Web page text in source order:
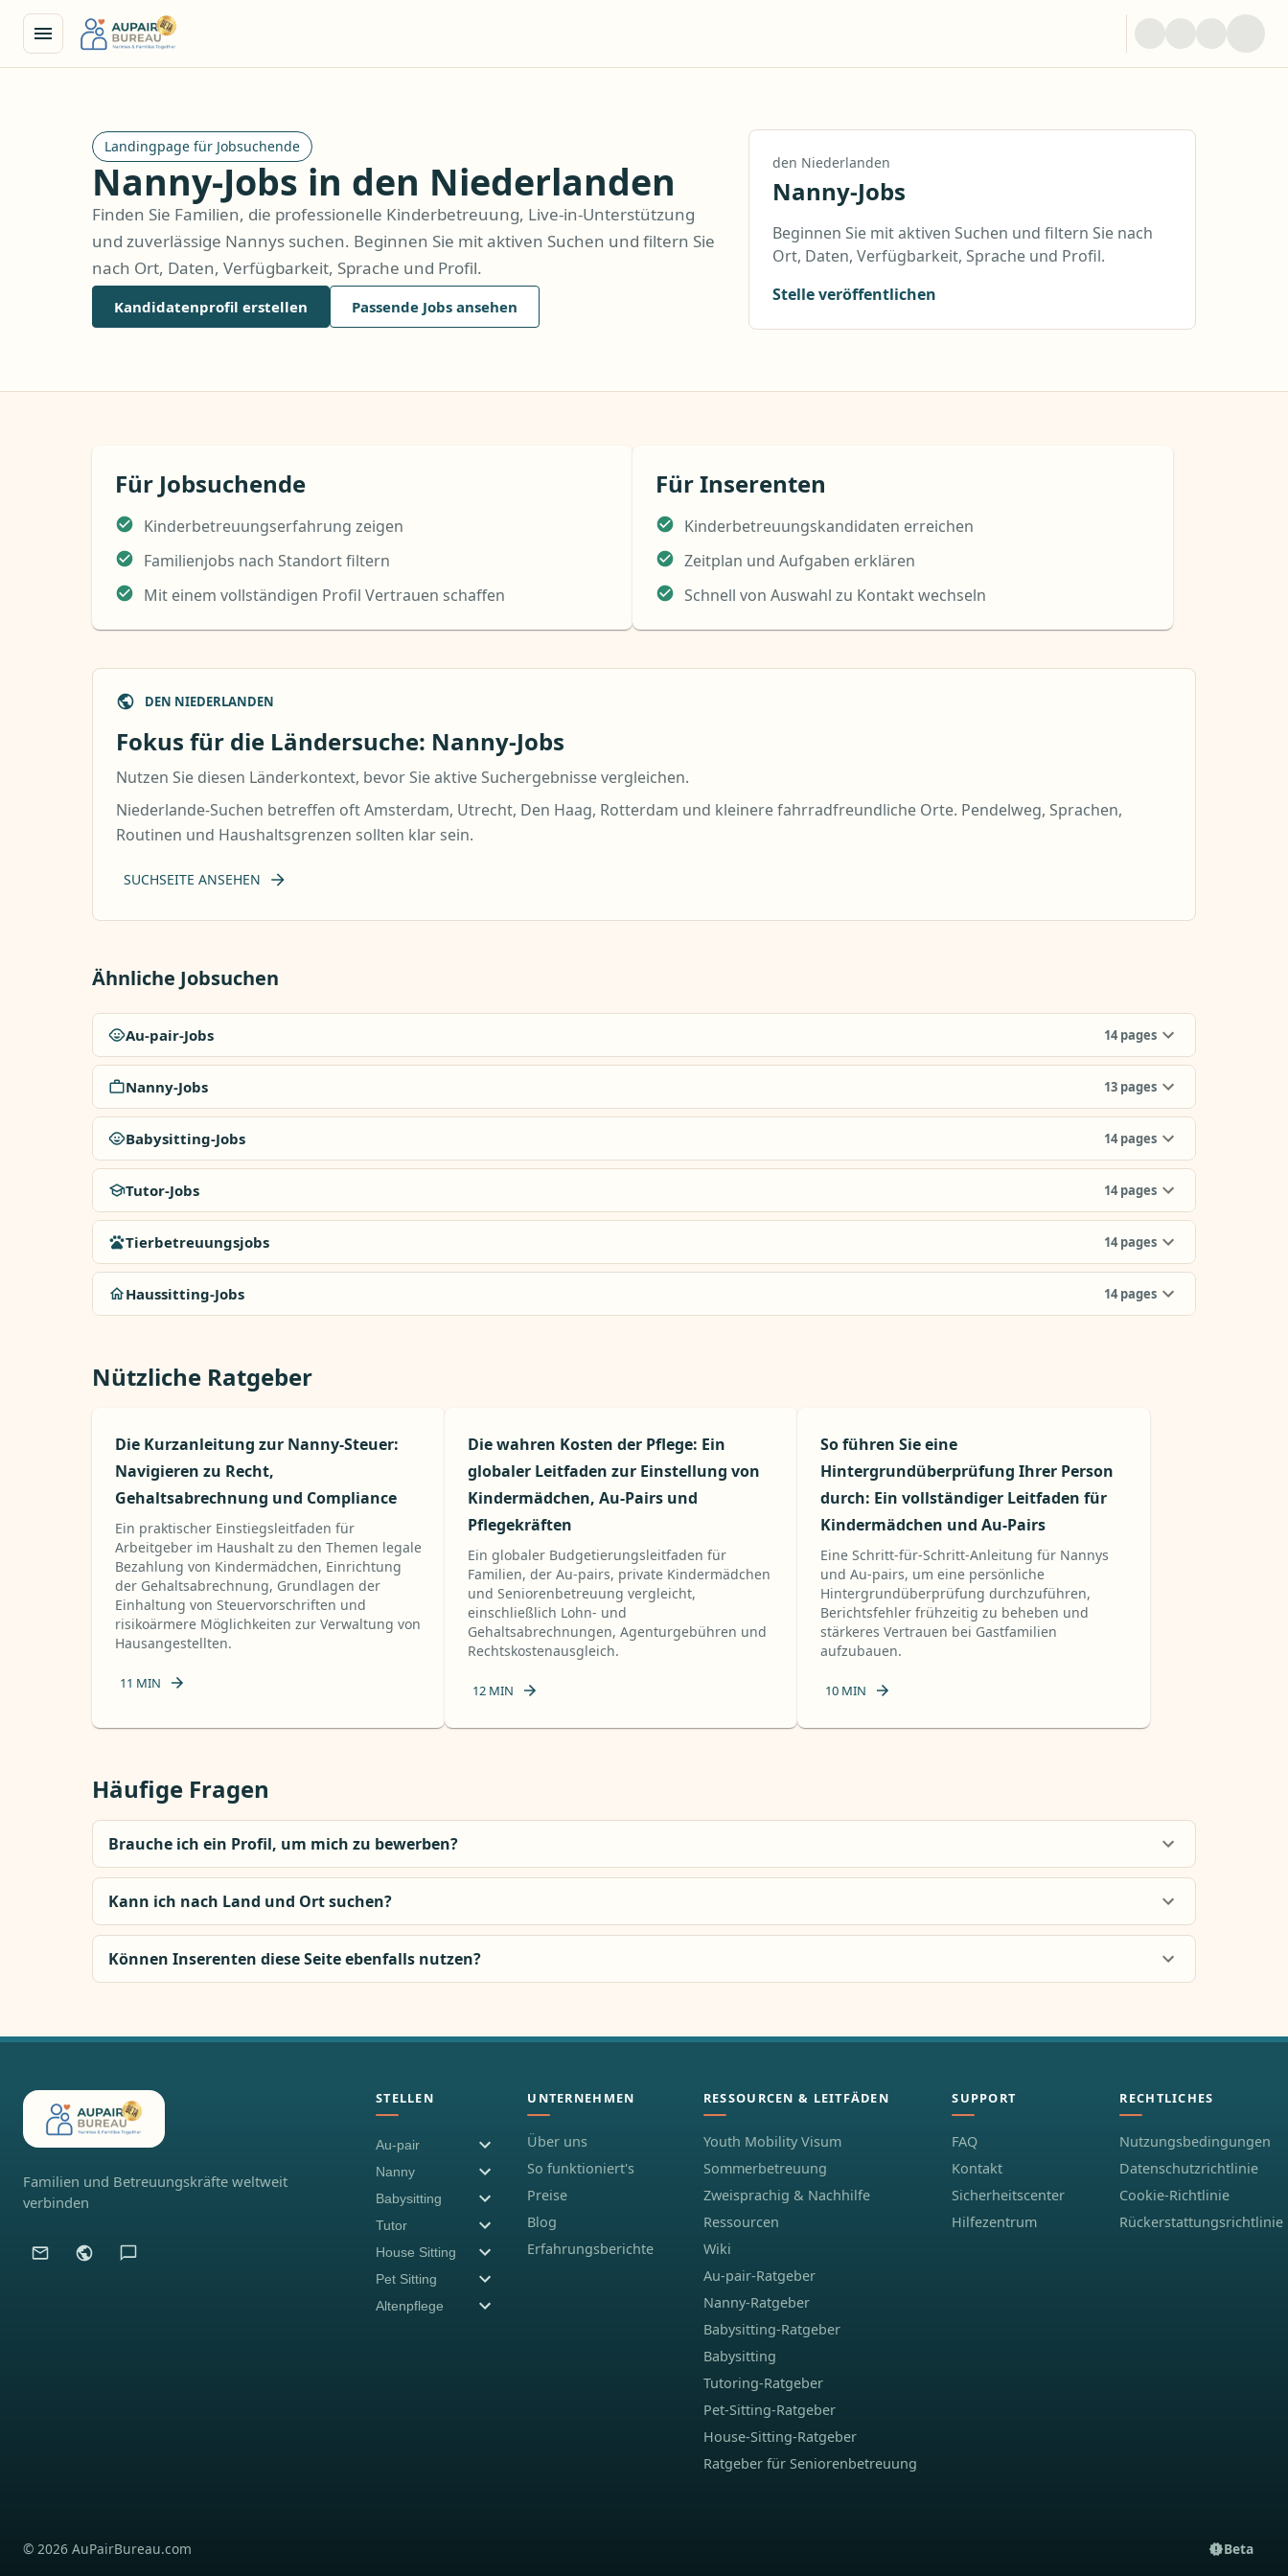
Landingpage für Jobsuchende
Nanny-Jobs in den Niederlanden
Finden Sie Familien, die professionelle Kinderbetreuung, Live-in-Unterstützung
und zuverlässige Nannys suchen. Beginnen Sie mit aktiven Suchen und filtern Sie
nach Ort, Daten, Verfügbarkeit, Sprache und Profil.
Kandidatenprofil erstellen Passende Jobs ansehen
den Niederlanden
Nanny-Jobs
Beginnen Sie mit aktiven Suchen und filtern Sie nach
Ort, Daten, Verfügbarkeit, Sprache und Profil.
Stelle veröffentlichen
Für Jobsuchende
Kinderbetreuungserfahrung zeigen
Familienjobs nach Standort filtern
Mit einem vollständigen Profil Vertrauen schaffen
Für Inserenten
Kinderbetreuungskandidaten erreichen
Zeitplan und Aufgaben erklären
Schnell von Auswahl zu Kontakt wechseln
DEN NIEDERLANDEN
Fokus für die Ländersuche: Nanny-Jobs
Nutzen Sie diesen Länderkontext, bevor Sie aktive Suchergebnisse vergleichen.
Niederlande-Suchen betreffen oft Amsterdam, Utrecht, Den Haag, Rotterdam und kleinere fahrradfreundliche Orte. Pendelweg, Sprachen,
Routinen und Haushaltsgrenzen sollten klar sein.
SUCHSEITE ANSEHEN
Ähnliche Jobsuchen
Au-pair-Jobs 14pages
Nanny-Jobs 13 pages
Babysitting-Jobs 14pages
Tutor-Jobs 14pages
Tierbetreuungsjobs 14pages
Haussitting-Jobs 14pages
Nützliche Ratgeber
Die Kurzanleitung zur Nanny-Steuer:
Navigieren zu Recht,
Gehaltsabrechnung und Compliance
Ein praktischer Einstiegsleitfaden für
Arbeitgeber im Haushalt zu den Themen legale
Bezahlung von Kindermädchen, Einrichtung
der Gehaltsabrechnung, Grundlagen der
Einhaltung von Steuervorschriften und
risikoärmere Möglichkeiten zur Verwaltung von
Hausangestellten.
11 MIN
Die wahren Kosten der Pflege: Ein
globaler Leitfaden zur Einstellung von
Kindermädchen, Au-Pairs und
Pflegekräften
Ein globaler Budgetierungsleitfaden für
Familien, der Au-pairs, private Kindermädchen
und Seniorenbetreuung vergleicht,
einschließlich Lohn- und
Gehaltsabrechnungen, Agenturgebühren und
Rechtskostenausgleich.
12MIN
So führen Sie eine
Hintergrundüberprüfung Ihrer Person
durch: Ein vollständiger Leitfaden für
Kindermädchen und Au-Pairs
Eine Schritt-für-Schritt-Anleitung für Nannys
und Au-pairs, um eine persönliche
Hintergrundüberprüfung durchzuführen,
Berichtsfehler frühzeitig zu beheben und
stärkeres Vertrauen bei Gastfamilien
aufzubauen.
10MIN
Häufige Fragen
Brauche ich ein Profil, um mich zu bewerben?
Kann ich nach Land und Ort suchen?
Können Inserenten diese Seite ebenfalls nutzen?
Familien und Betreuungskräfte weltweit
verbinden
STELLEN
Au-pair
Nanny
Babysitting
Tutor
House Sitting
Pet Sitting
Altenpflege
UNTERNEHMEN
Über uns
So funktioniert's
Preise
Blog
Erfahrungsberichte
RESSOURCEN & LEITFÄDEN
Youth Mobility Visum
Sommerbetreuung
Zweisprachig & Nachhilfe
Ressourcen
Wiki
Au-pair-Ratgeber
Nanny-Ratgeber
Babysitting-Ratgeber
Babysitting
Tutoring-Ratgeber
Pet-Sitting-Ratgeber
House-Sitting-Ratgeber
Ratgeber für Seniorenbetreuung
SUPPORT
FAQ
Kontakt
Sicherheitscenter
Hilfezentrum
RECHTLICHES
Nutzungsbedingungen
Datenschutzrichtlinie
Cookie-Richtlinie
Rückerstattungsrichtlinie
© 2026 AuPairBureau.com Beta